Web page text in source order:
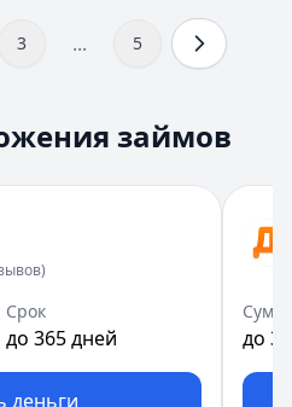
3 ... 5
займов
)
Срок
до 365 дней
деньги
до